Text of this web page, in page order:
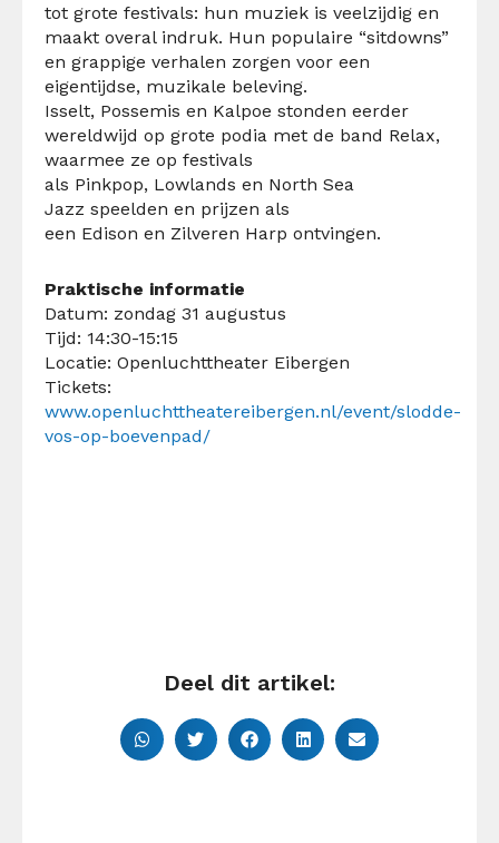
tot grote festivals: hun muziek is veelzijdig en
maakt overal indruk. Hun populaire “sitdowns”
en grappige verhalen zorgen voor een
eigentijdse, muzikale beleving.
Isselt, Possemis en Kalpoe stonden eerder
wereldwijd op grote podia met de band Relax,
waarmee ze op festivals
als Pinkpop, Lowlands en North Sea
Jazz speelden en prijzen als
een Edison en Zilveren Harp ontvingen.
Praktische informatie
Datum: zondag 31 augustus
Tijd: 14:30-15:15
Locatie: Openluchttheater Eibergen
Tickets:
www.openluchttheatereibergen.nl/event/slodde-
vos-op-boevenpad/
Deel dit artikel: